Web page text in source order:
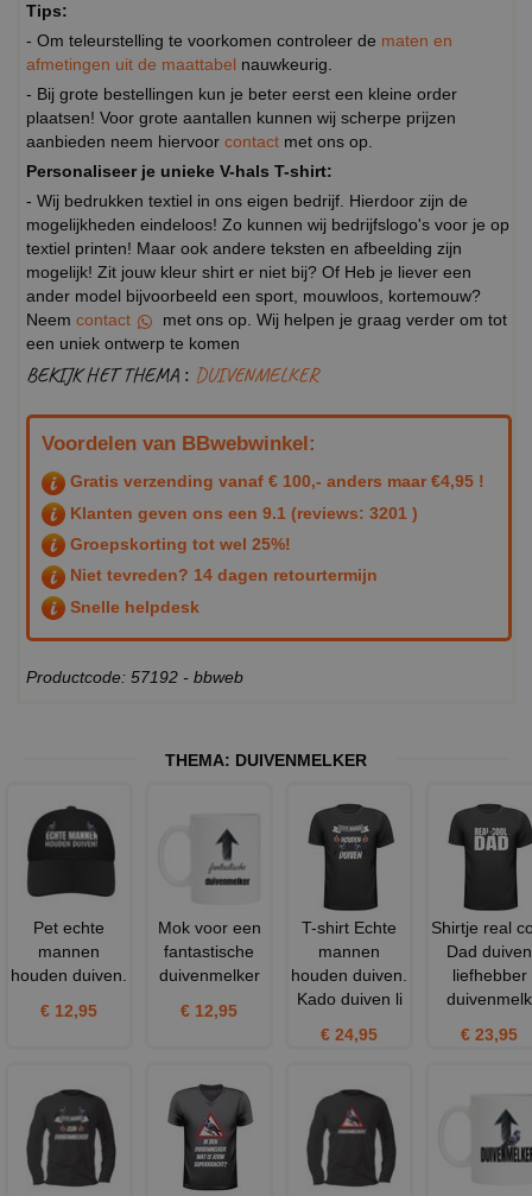
Tips:
- Om teleurstelling te voorkomen controleer de maten en
afmetingen uit de maattabel nauwkeurig.
- Bij grote bestellingen kun je beter eerst een kleine order
plaatsen! Voor grote aantallen kunnen wij scherpe prijzen
aanbieden neem hiervoor contact met ons op.
Personaliseer je unieke V-hals T-shirt:
- Wij bedrukken textiel in ons eigen bedrijf. Hierdoor zijn de
mogelijkheden eindeloos! Zo kunnen wij bedrijfslogo's voor je op
textiel printen! Maar ook andere teksten en afbeelding zijn
mogelijk! Zit jouw kleur shirt er niet bij? Of Heb je liever een
ander model bijvoorbeeld een sport, mouwloos, kortemouw?
Neem contact
met ons op. Wij helpen je graag verder om tot
een uniek ontwerp te komen
BEKIJK HET THEMA : DUIVENMELKER
Voordelen van BBwebwinkel:
Gratis verzending vanaf € 100,- anders maar €4,95 !
Klanten geven ons een 9.1 (reviews: 3201 )
Groepskorting tot wel 25%!
Niet tevreden? 14 dagen retourtermijn
Snelle helpdesk
Productcode: 57192 - bbweb
THEMA: DUIVENMELKER
Pet echte
mannen
houden duiven.
€ 12,95
Mok voor een
fantastische
duivenmelker
€ 12,95
T-shirt Echte
mannen
houden duiven.
Kado duiven li
€ 24,95
Shirtje real
Dad duiven
liefhebber
duivenmelk
€ 23,95